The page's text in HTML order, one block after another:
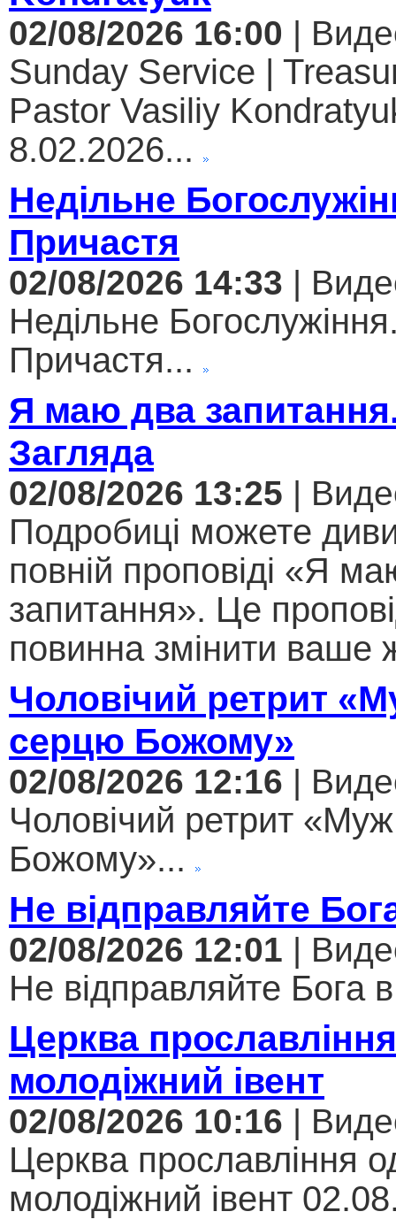
02/08/2026 16:00 |
Sunday Service |
Pastor Vasiliy
8.02.2026...
Недільне
Причастя
02/08/2026 14:33 |
Недільне
Причастя...
Я маю два
Загляда
02/08/2026 13:25 |
Подробиці можете
повній проповіді «Я
запитання». Це
повинна змінити ваше
Чоловічий ретрит
серцю Божому»
02/08/2026 12:16 |
Чоловічий ретрит
Божому»...
Не відправляйте
02/08/2026 12:01 |
Не відправляйте Бога
Церква
молодіжний івент
02/08/2026 10:16 |
Церква прославління
молодіжний івент